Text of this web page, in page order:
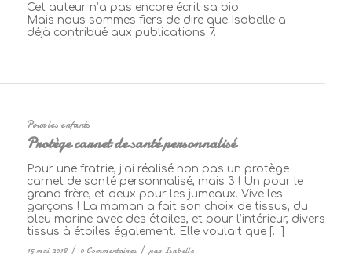
Cet auteur n’a pas encore écrit sa bio.
Mais nous sommes fiers de dire que Isabellea
déjà contribué aux publications 7.
Pour les enfants
Protège carnet de santé personnalisé
Pour une fratrie, j’ai réalisé non pas un protège
carnet de santé personnalisé, mais 3 ! Un pour le
grand frère, et deux pour les jumeaux. Vive les
garçons ! La maman a fait son choix de tissus, du
bleu marine avec des étoiles, et pour l’intérieur, divers
tissus à étoiles également. Elle voulait que […]
15 mai 2018 / 0 Commentaires / par Isabelle